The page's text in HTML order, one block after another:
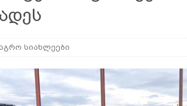
აგრო სიახლეები